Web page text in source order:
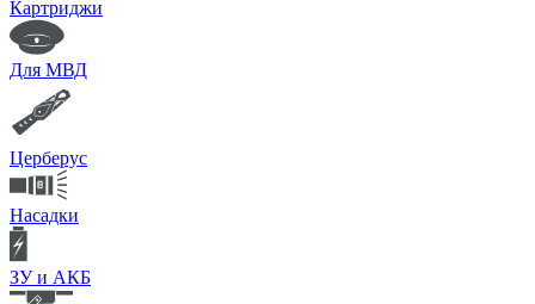
Картриджи
Для МВД
Церберус
Насадки
ЗУ и АКБ